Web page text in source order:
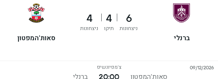
ברנלי
6
ניצחונות
4
תיקו
4
ניצחונות
סאות'המפטון
סאות'המפטון
צ'מפיונשיפ
20:00 ברנלי
09/12/2026